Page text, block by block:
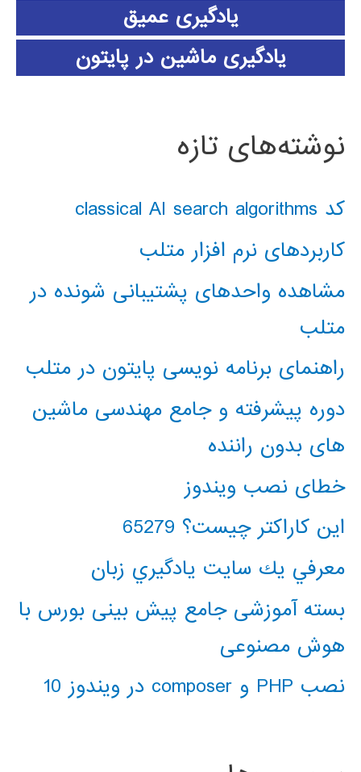
یادگیری عمیق
یادگیری ماشین در پایتون
نوشته‌های تازه
کد classical AI search algorithms
کاربردهای نرم افزار متلب
مشاهده واحدهای پشتیبانی شونده در
متلب
راهنمای برنامه نویسی پایتون در متلب
دوره پیشرفته و جامع مهندسی ماشین
های بدون راننده
خطای نصب ویندوز
این کاراکتر چیست؟ 65279
معرفي يك سايت يادگيري زبان
بسته آموزشی جامع پیش بینی بورس با
هوش مصنوعی
نصب PHP و composer در ویندوز 10